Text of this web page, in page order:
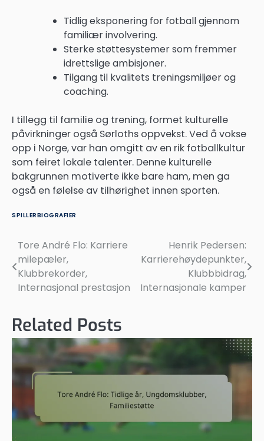
Tidlig eksponering for fotball gjennom
familiær involvering.
Sterke støttesystemer som fremmer
idrettslige ambisjoner.
Tilgang til kvalitets treningsmiljøer og
coaching.
I tillegg til familie og trening, formet kulturelle
påvirkninger også Sørloths oppvekst. Ved å vokse
opp i Norge, var han omgitt av en rik fotballkultur
som feiret lokale talenter. Denne kulturelle
bakgrunnen motiverte ikke bare ham, men ga
også en følelse av tilhørighet innen sporten.
SPILLERBIOGRAFIER
Post
navigation
Tore André Flo: Karriere
milepæler,
Klubbrekorder,
Internasjonal prestasjon
Henrik Pedersen:
Karrierehøydepunkter,
Klubbbidrag,
Internasjonale kamper
Related Posts